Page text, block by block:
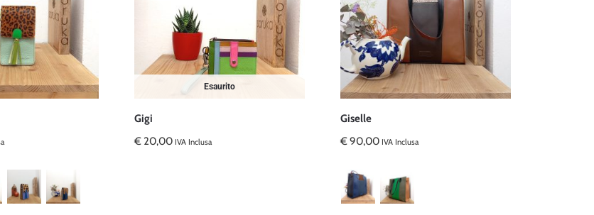
Esaurito
Gigi
€ 20,00 IVA Inclusa
Giselle
€90,00 IVA Inclusa